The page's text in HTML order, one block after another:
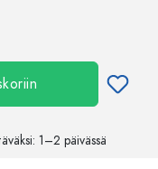
: 1–2 päivässä